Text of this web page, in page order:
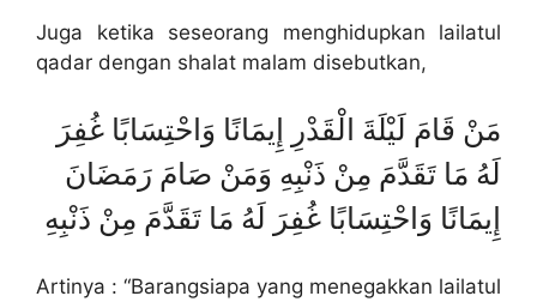
Juga ketika seseorang menghidupkan lailatul
qadar dengan shalat malam disebutkan,
مَنْ قَامَ لَيْلَةَ الْقَدْرِ إِيمَانًا وَاحْتِسَابًا غُفِرَ
لَهُ مَا تَقَدَّمَ مِنْ ذَنْبِهِ وَمَنْ صَامَ رَمَضَانَ
إِيمَانًا وَاحْتِسَابًا غُفِرَ لَهُ مَا تَقَدَّمَ مِنْ ذَنْبِهِ
Artinya : “Barangsiapa yang menegakkan lailatul